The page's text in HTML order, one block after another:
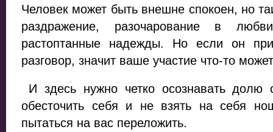
Человек может быть внешне спокоен, но
раздражение, разочарование в
растоптанные надежды. Но если он
разговор, значит ваше участие что-то
И здесь нужно четко осознавать долю
обесточить себя и не взять на себя
пытаться на вас переложить.